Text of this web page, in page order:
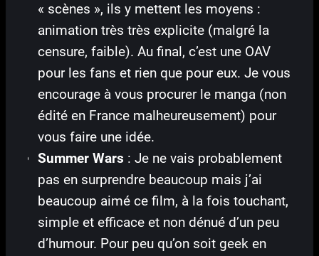
« scènes », ils y mettent les moyens :
animation très très explicite (malgré la
censure, faible). Au final, c’est une OAV
pour les fans et rien que pour eux. Je vous
encourage à vous procurer le manga (non
édité en France malheureusement) pour
vous faire une idée.
Summer Wars : Je ne vais probablement
pas en surprendre beaucoup mais j’ai
beaucoup aimé ce film, à la fois touchant,
simple et efficace et non dénué d’un peu
d’humour. Pour peu qu’on soit geek en